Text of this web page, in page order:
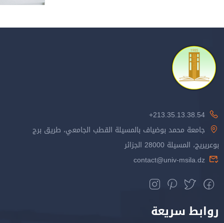
213.35.13.38.54+
جامعة محمد بوضياف بالمسيلة القطب الجامعي، طريق برج
بوعريريج، المسيلة 28000 الجزائر
contact@univ-msila.dz
روابط سريعة